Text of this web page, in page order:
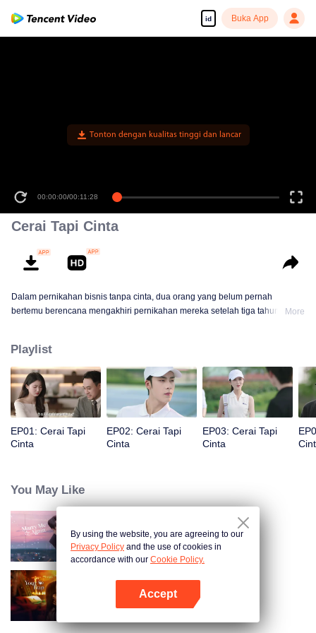
id Buka App
Tonton dengan kualitas tinggi dan lancar
00:00:00/00:11:28
Cerai Tapi Cinta
Dalam pernikahan bisnis tanpa cinta, dua orang yang belum pernah
bertemu berencana mengakhiri pernikahan mereka setelah tiga tahun.
selamanya.
More
Playlist
EP01: Cerai Tapi
Cinta
EP02: Cerai Tapi
Cinta
EP03: Cerai Tapi
Cinta
You May Like
Nikah Lagi Yuk!
Terjebak Kamu
By using the website, you are agreeing to our
Privacy Policy and the use of cookies in
accordance with our Cookie Policy.
Accept